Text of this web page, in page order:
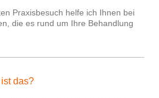
Praxisbesuch helfe ich Ihnen bei
die es rund um Ihre Behandlung
das?